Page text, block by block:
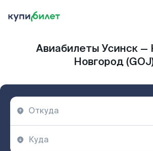
Авиабилеты Усинск
Новгород